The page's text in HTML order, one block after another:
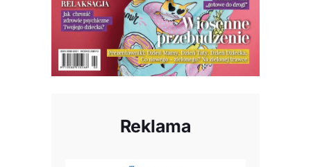
Reklama